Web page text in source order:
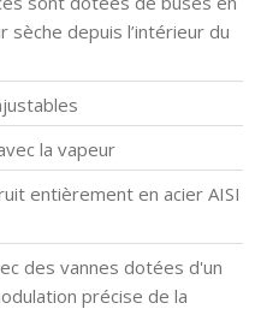
sèche depuis l’intérieur du
la vapeur
entièrement en acier AISI
des vannes dotées d'un
précise de la